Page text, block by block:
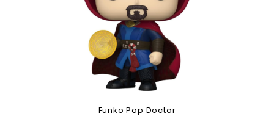
Funko Pop Doctor